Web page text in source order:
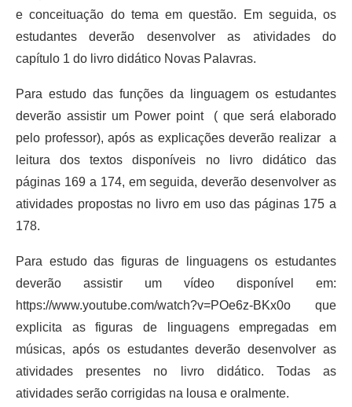
e conceituação do tema em questão. Em seguida, os
estudantes deverão desenvolver as atividades do
capítulo 1 do livro didático Novas Palavras.
Para estudo das funções da linguagem os estudantes
deverão assistir um Power point ( que será elaborado
pelo professor), após as explicações deverão realizar a
leitura dos textos disponíveis no livro didático das
páginas 169 a 174, em seguida, deverão desenvolver as
atividades propostas no livro em uso das páginas 175 a
178.
Para estudo das figuras de linguagens os estudantes
deverão assistir um vídeo disponível em:
https://www.youtube.com/watch?v=POe6z-BKx0o que
explicita as figuras de linguagens empregadas em
músicas, após os estudantes deverão desenvolver as
atividades presentes no livro didático. Todas as
atividades serão corrigidas na lousa e oralmente.